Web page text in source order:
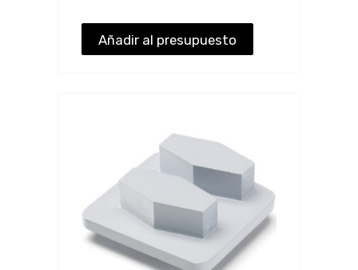
Añadir al presupuesto